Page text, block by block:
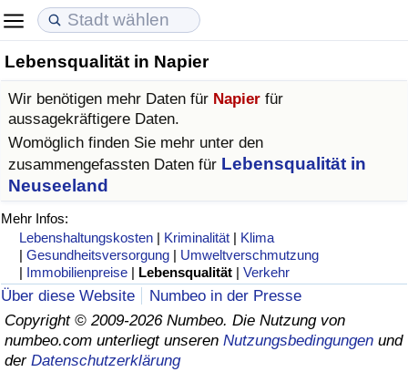
Lebensqualität in Napier
Wir benötigen mehr Daten für Napier für
aussagekräftigere Daten.
Womöglich finden Sie mehr unter den
zusammengefassten Daten für Lebensqualität in
Neuseeland
Mehr Infos:
Lebenshaltungskosten | Kriminalität | Klima
|Gesundheitsversorgung | Umweltverschmutzung
| Immobilienpreise | Lebensqualität |Verkehr
Über diese Website
Numbeo in der Presse
Copyright © 2009-2026 Numbeo. Die Nutzung von
numbeo.com unterliegt unseren Nutzungsbedingungen und
der Datenschutzerklärung
Lebenshaltungskosten
Lebenshaltungskosten-Index (aktuell)
Lebenshaltungskosten-Index
in Akaba
Immobilienpreise
Immobilienpreis-Index (aktuell)
Immobilienpreis-Index
Lebensqualität
Lebensqualität-Index
Lebensqualität-Index (aktuell)
Kriminalität
Kriminalitäts-Index (aktuell)
Kriminalitäts-Index